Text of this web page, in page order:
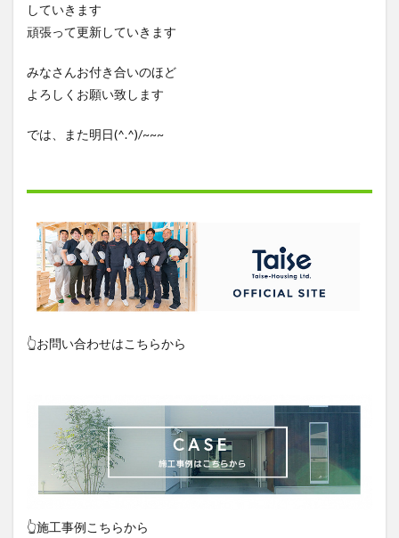
していきます
頑張って更新していきます
みなさんお付き合いのほど
よろしくお願い致します
では、また明日(^.^)/~~~
👆お問い合わせはこちらから
👆施工事例こちらから